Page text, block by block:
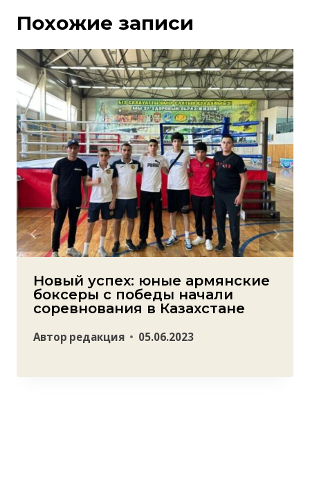
Похожие записи
Новый успех: юные армянские
боксеры с победы начали
соревнования в Казахстане
Автор редакция 05.06.2023